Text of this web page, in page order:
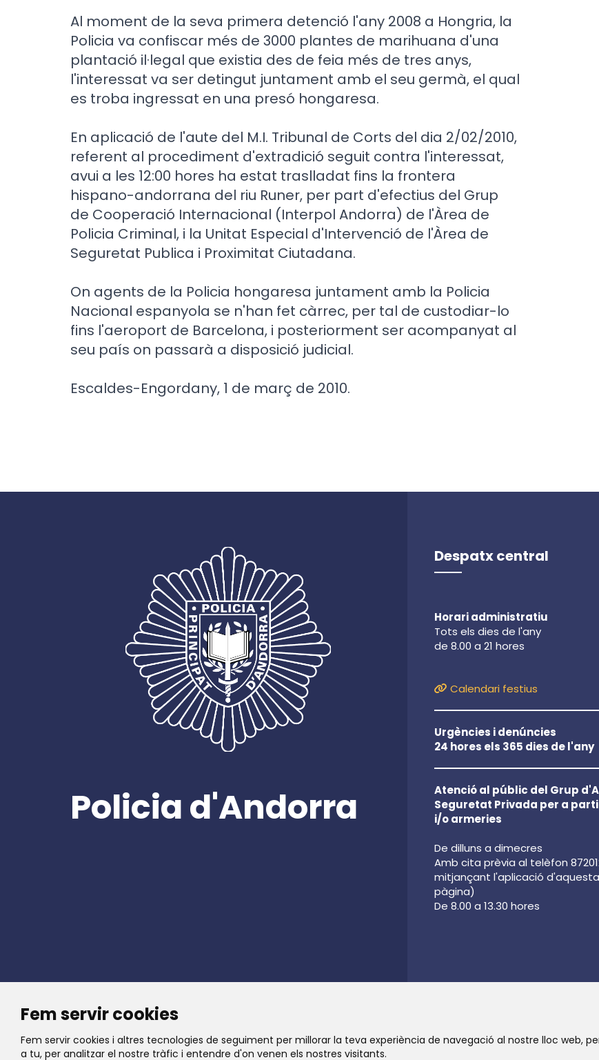
Fem servir cookies
Fem servir cookies i altres tecnologies de seguiment per millorar la teva experiència de navegació al nostre lloc web,
a tu, per analitzar el nostre tràfic i entendre d'on venen els nostres visitants.
Al moment de la seva primera detenció l'any 2008 a Hongria, la
Policia va confiscar més de 3000 plantes de marihuana d'una
plantació il·legal que existia des de feia més de tres anys,
l'interessat va ser detingut juntament amb el seu germà, el qual
es troba ingressat en una presó hongaresa.
En aplicació de l'aute del M.I. Tribunal de Corts del dia 2/02/2010,
referent al procediment d'extradició seguit contra l'interessat,
avui a les 12:00 hores ha estat traslladat fins la frontera
hispano-andorrana del riu Runer, per part d'efectius del Grup
de Cooperació Internacional (Interpol Andorra) de l'Àrea de
Policia Criminal, i la Unitat Especial d'Intervenció de l'Àrea de
Seguretat Publica i Proximitat Ciutadana.
On agents de la Policia hongaresa juntament amb la Policia
Nacional espanyola se n'han fet càrrec, per tal de custodiar-lo
fins l'aeroport de Barcelona, i posteriorment ser acompanyat al
seu país on passarà a disposició judicial.
Escaldes-Engordany, 1 de març de 2010.
Policia d'Andorra
Despatx central
Horari administratiu
Tots els dies de l'any
de 8.00 a 21 hores
Calendari festius
Urgències i denúncies
24 hores els 365 dies de l'any
Atenció al públic del Grup
Seguretat Privada per a
i/o armeries
De dilluns a dimecres
Amb cita prèvia al telèfon
mitjançant l'aplicació d'aquesta
pàgina)
De 8.00 a 13.30 hores